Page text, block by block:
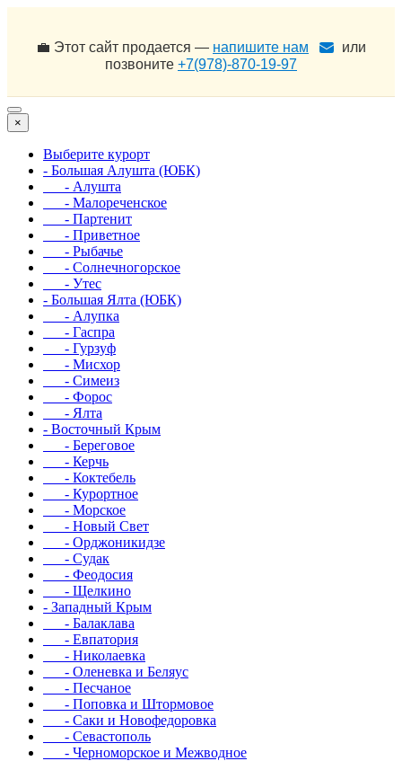
💼 Этот сайт продается — напишите нам
или
позвоните +7(978)-870-19-97
×
Выберите курорт
- Большая Алушта (ЮБК)
- Алушта
- Малореченское
- Партенит
- Приветное
- Рыбачье
- Солнечногорское
- Утес
- Большая Ялта (ЮБК)
- Алупка
- Гаспра
- Гурзуф
- Мисхор
- Симеиз
- Форос
- Ялта
- Восточный Крым
- Береговое
- Керчь
- Коктебель
- Курортное
- Морское
- Новый Свет
- Орджоникидзе
- Судак
- Феодосия
- Щелкино
- Западный Крым
- Балаклава
- Евпатория
- Николаевка
- Оленевка и Беляус
- Песчаное
- Поповка и Штормовое
- Саки и Новофедоровка
- Севастополь
- Черноморское и Межводное